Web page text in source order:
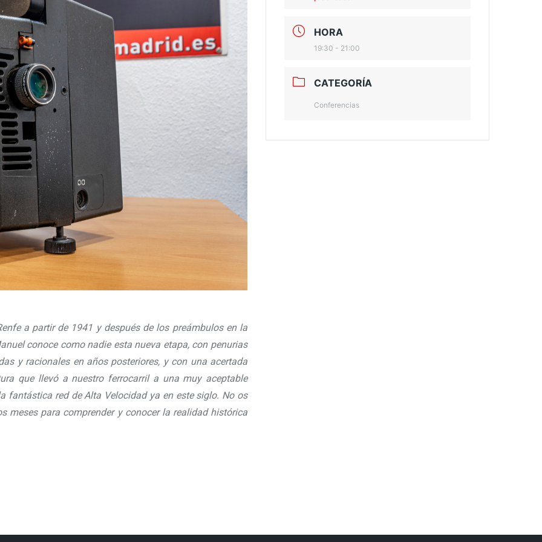
a partir de 1941 y después de los preámbulos en la
conoce como nadie esta nueva etapa, con penurias
y racionales en años posteriores, y con una acertada
que llevó a nuestro ferrocarril a una muy aceptable
fantástica red de Alta Velocidad ya en este siglo. No os
meses para comprender y conocer la realidad histórica
HORA
19:30 - 21:00
CATEGORÍA
Conferencias